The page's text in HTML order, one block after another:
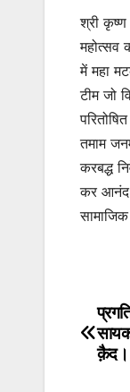
श्री
महोत्सव
में महा
टीम जो
तमाम
करबद्ध
कर आनंद
सामाजिक
क़ैद।